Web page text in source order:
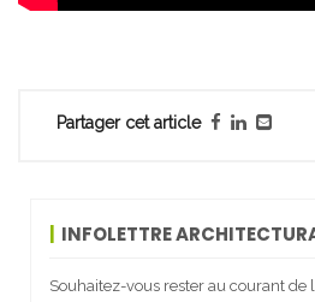
Partager cet article
INFOLETTRE
Souhaitez-vous rester au courant